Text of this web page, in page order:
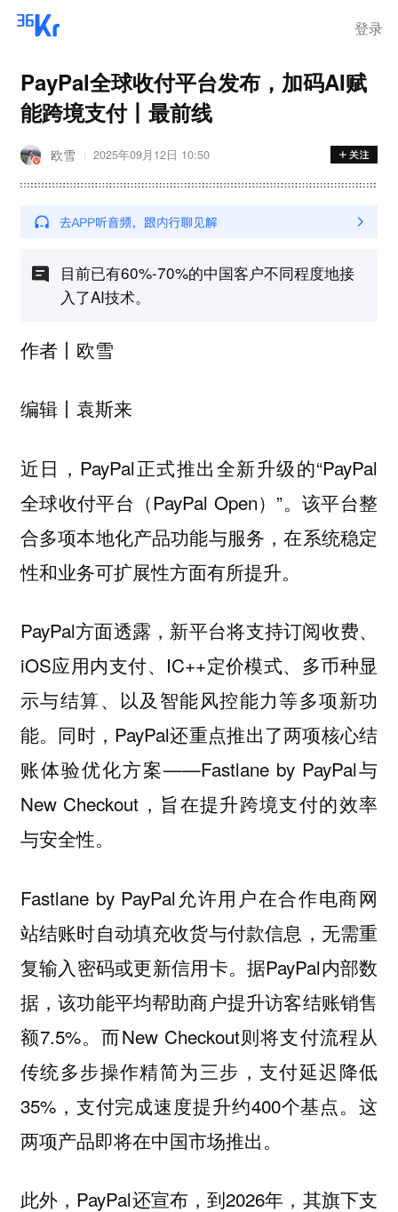
登录
PayPal全球收付平台发布，加码AI赋
能跨境支付丨最前线
欧雪 2025年09月12日 10:50
目前已有60%-70%的中国客户不同程度地接
入了AI技术。
作者丨欧雪
编辑丨袁斯来
近日，PayPal正式推出全新升级的“PayPal
全球收付平台（PayPal Open）”。该平台整
合多项本地化产品功能与服务，在系统稳定
性和业务可扩展性方面有所提升。
PayPal方面透露，新平台将支持订阅收费、
iOS应用内支付、IC++定价模式、多币种显
示与结算、以及智能风控能力等多项新功
能。同时，PayPal还重点推出了两项核心结
账体验优化方案——Fastlane by PayPal与
New Checkout，旨在提升跨境支付的效率
与安全性。
Fastlane by PayPal允许用户在合作电商网
站结账时自动填充收货与付款信息，无需重
复输入密码或更新信用卡。据PayPal内部数
据，该功能平均帮助商户提升访客结账销售
额7.5%。而New Checkout则将支付流程从
传统多步操作精简为三步，支付延迟降低
35%，支付完成速度提升约400个基点。这
两项产品即将在中国市场推出。
此外，PayPal还宣布，到2026年，其旗下支